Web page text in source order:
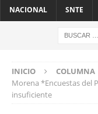
NACIONAL SNTE
INICIO COLUMNA
Morena *Encuestas del
insuficiente